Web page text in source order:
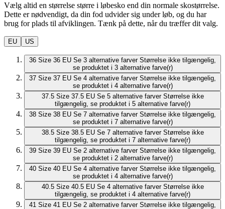
Vælg altid en størrelse større i løbesko end din normale skostørrelse.
Dette er nødvendigt, da din fod udvider sig under løb, og du har
brug for plads til afviklingen. Tænk på dette, når du træffer dit valg.
EU US
36 Size 36 EU Se 3 alternative farver Størrelse ikke tilgængelig,
se produktet i 3 alternative farve(r)
37 Size 37 EU Se 4 alternative farver Størrelse ikke tilgængelig,
se produktet i 4 alternative farve(r)
37.5 Size 37.5 EU Se 5 alternative farver Størrelse ikke
tilgængelig, se produktet i 5 alternative farve(r)
38 Size 38 EU Se 7 alternative farver Størrelse ikke tilgængelig,
se produktet i 7 alternative farve(r)
38.5 Size 38.5 EU Se 7 alternative farver Størrelse ikke
tilgængelig, se produktet i 7 alternative farve(r)
39 Size 39 EU Se 2 alternative farver Størrelse ikke tilgængelig,
se produktet i 2 alternative farve(r)
40 Size 40 EU Se 4 alternative farver Størrelse ikke tilgængelig,
se produktet i 4 alternative farve(r)
40.5 Size 40.5 EU Se 4 alternative farver Størrelse ikke
tilgængelig, se produktet i 4 alternative farve(r)
41 Size 41 EU Se 2 alternative farver Størrelse ikke tilgængelig,